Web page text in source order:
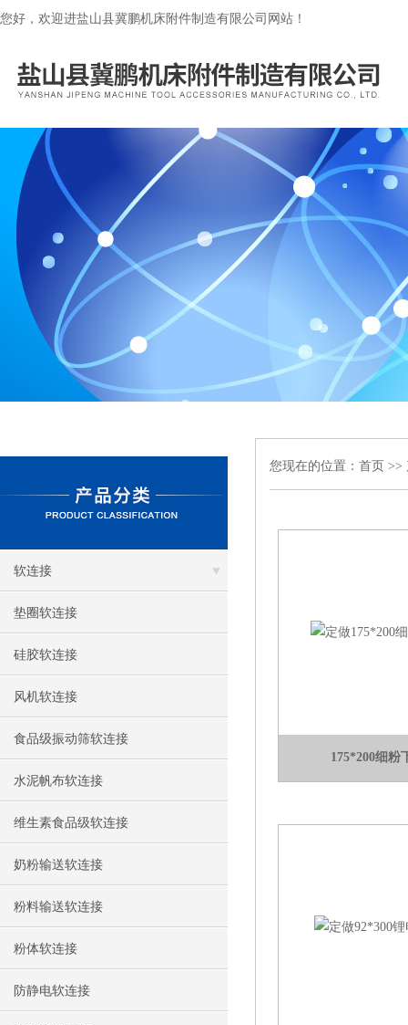
您好，欢迎进盐山县冀鹏机床附件制造有限公司网站！
软连接
垫圈软连接
硅胶软连接
风机软连接
食品级振动筛软连接
水泥帆布软连接
维生素食品级软连接
奶粉输送软连接
粉料输送软连接
粉体软连接
防静电软连接
您现在的位置： 首页 >>
175*200细粉